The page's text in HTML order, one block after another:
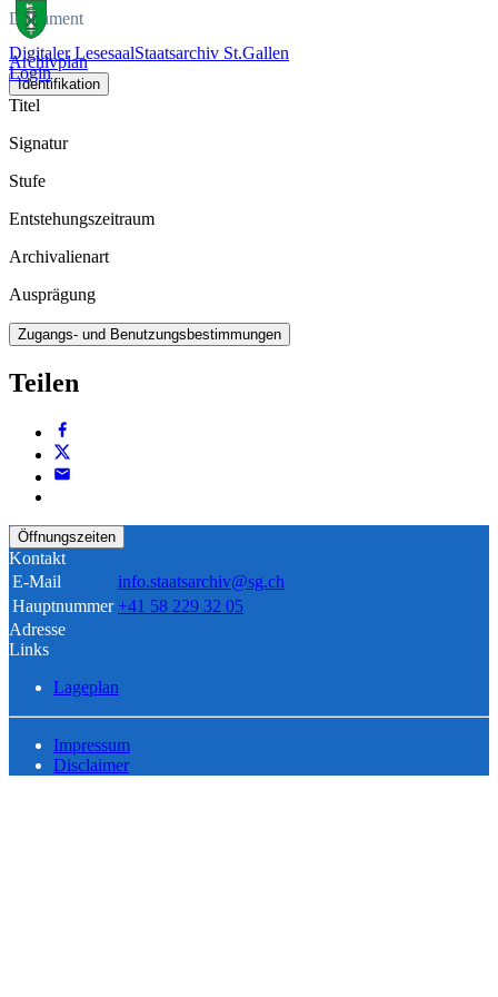
Digitaler LesesaalStaatsarchiv St.Gallen
Login
Dokument
Archivplan
Identifikation
Titel
Signatur
Stufe
Entstehungszeitraum
Archivalienart
Ausprägung
Zugangs- und Benutzungsbestimmungen
Teilen
Öffnungszeiten
Kontakt
E-Mail
info.staatsarchiv@sg.ch
Hauptnummer +41 58 229 32 05
Adresse
Links
Lageplan
Impressum
Disclaimer